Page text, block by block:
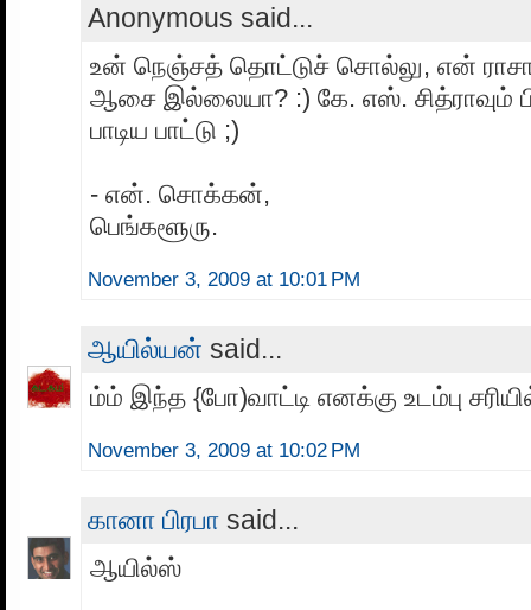
Anonymous said...
உன் நெஞ்சத் தொட்டுச் சொல்லு, என்
ஆசை இல்லையா? :) கே. எஸ். சித்ராவும்
பாடிய பாட்டு ;)
- என். சொக்கன்,
பெங்களூரு.
November 3, 2009 at 10:01 PM
ஆயில்யன் said...
ம்ம் இந்த {போ)வாட்டி எனக்கு உடம்பு
November 3, 2009 at 10:02 PM
கானா பிரபா said...
ஆயில்ஸ்